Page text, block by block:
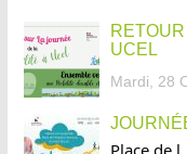
UCEL